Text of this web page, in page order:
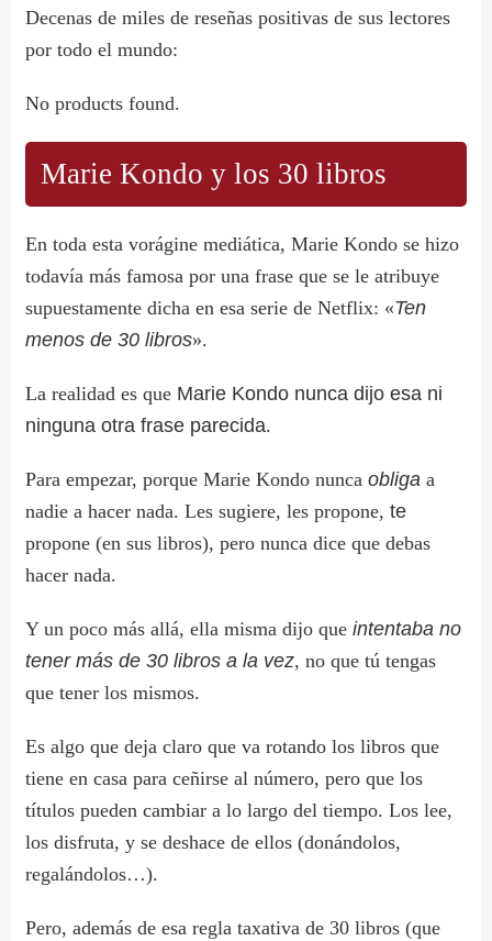
Decenas de miles de reseñas positivas de sus lectores
por todo el mundo:
No products found.
Marie Kondo y los 30 libros
En toda esta vorágine mediática, Marie Kondo se hizo
todavía más famosa por una frase que se le atribuye
supuestamente dicha en esa serie de Netflix: «Ten
menos de 30 libros».
La realidad es que Marie Kondo nunca dijo esa ni
ninguna otra frase parecida.
Para empezar, porque Marie Kondo nuncaobliga a
nadie a hacer nada. Les sugiere, les propone,te
propone (en sus libros), pero nunca dice que debas
hacer nada.
Y un poco más allá, ella misma dijo queintentaba no
tener más de 30 libros a la vez, no que tú tengas
que tener los mismos.
Es algo que deja claro que va rotando los libros que
tiene en casa para ceñirse al número, pero que los
títulos pueden cambiar a lo largo del tiempo. Los lee,
los disfruta, y se deshace de ellos (donándolos,
regalándolos…).
Pero, además de esa regla taxativa de 30 libros (que